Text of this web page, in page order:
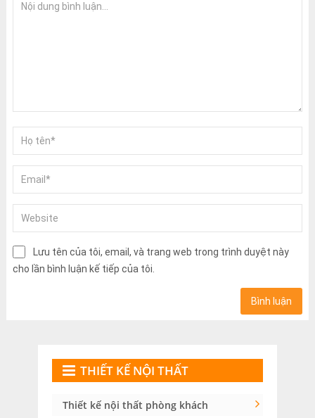
Lưu tên của tôi, email, và trang web trong trình duyệt này
cho lần bình luận kế tiếp của tôi.
THIẾT KẾ NỘI THẤT
Thiết kế nội thất phòng khách